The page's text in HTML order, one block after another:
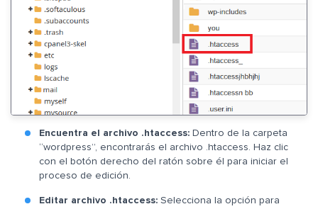
Encuentra el archivo .htaccess: Dentro de la carpeta
“wordpress”, encontrarás el archivo .htaccess. Haz clic
con el botón derecho del ratón sobre él para iniciar el
proceso de edición.
Editar archivo .htaccess: Selecciona la opción para